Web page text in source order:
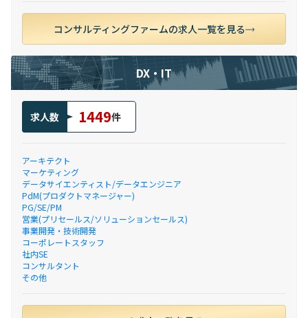
コンサルティングファームの求人一覧を見る
DX・IT
求人数 1449件
アーキテクト
マーケティング
データサイエンティスト/データエンジニア
PdM(プロダクトマネージャー)
PG/SE/PM
営業(プリセールス/ソリューションセールス)
事業開発・技術開発
コーポレートスタッフ
社内SE
コンサルタント
その他